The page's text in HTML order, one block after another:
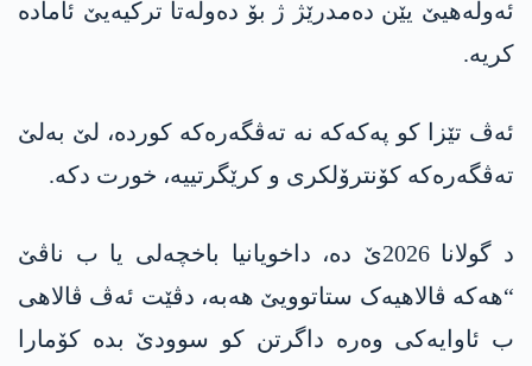
ئەولەھیێ یێن دەمدرێژ ژ بۆ دەولەتا ترکیەیێ ئامادە
کریە.
ئەڤ تێزا کو پەکەکە نە تەڤگەرەکە کوردە، لێ بەلێ
تەڤگەرەکە کۆنترۆلکری و کرێگرتییە، خورت دکە.
د گولانا 2026ێ دە، داخویانیا باخچەلی یا ب ناڤێ
“ھەکە ڤالاھیەک ستاتوویێ ھەبە، دڤێت ئەڤ ڤالاھی
ب ئاوایەکی وەرە داگرتن کو سوودێ بدە کۆمارا